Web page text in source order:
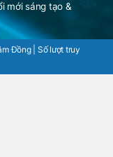
mới sáng tạo &
Đồng | Số lượt truy